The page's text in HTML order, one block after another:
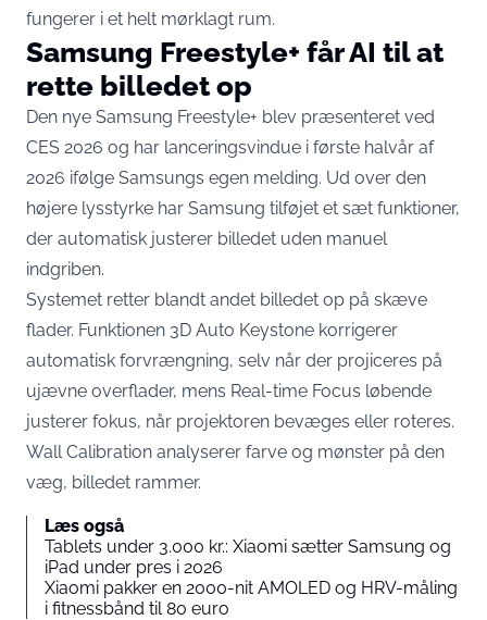
fungerer i et helt mørklagt rum.
Samsung Freestyle+ får AI til at
rette billedet op
Den nye Samsung Freestyle+ blev præsenteret ved
CES 2026 og har lanceringsvindue i første halvår af
2026 ifølge Samsungs egen melding. Ud over den
højere lysstyrke har Samsung tilføjet et sæt funktioner,
der automatisk justerer billedet uden manuel
indgriben.
Systemet retter blandt andet billedet op på skæve
flader. Funktionen 3D Auto Keystone korrigerer
automatisk forvrængning, selv når der projiceres på
ujævne overflader, mens Real-time Focus løbende
justerer fokus, når projektoren bevæges eller roteres.
Wall Calibration analyserer farve og mønster på den
væg, billedet rammer.
Læs også
Tablets under 3.000 kr.: Xiaomi sætter Samsung og
iPad under pres i 2026
Xiaomi pakker en 2000-nit AMOLED og HRV-måling
i fitnessbånd til 80 euro